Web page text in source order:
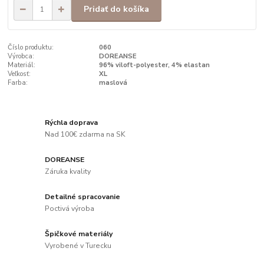
Pridať do košíka
Číslo produktu:
060
Výrobca:
DOREANSE
Materiál:
96% viloft-polyester, 4% elastan
Veľkosť:
XL
Farba:
maslová
Rýchla doprava
Nad 100€ zdarma na SK
DOREANSE
Záruka kvality
Detailné spracovanie
Poctivá výroba
Špičkové materiály
Vyrobené v Turecku